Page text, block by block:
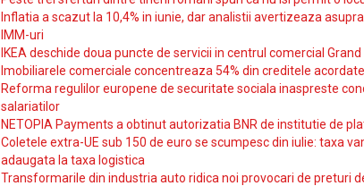
Inflatia a scazut la 10,4% in iunie, dar analistii avertizeaza
IMM-uri
IKEA deschide doua puncte de servicii in centrul comercial
Imobiliarele comerciale concentreaza 54% din creditele
Reforma regulilor europene de securitate sociala inaspreste
salariatilor
NETOPIA Payments a obtinut autorizatia BNR de institutie de
Coletele extra-UE sub 150 de euro se scumpesc din iulie: taxa
adaugata la taxa logistica
Transformarile din industria auto ridica noi provocari de preturi